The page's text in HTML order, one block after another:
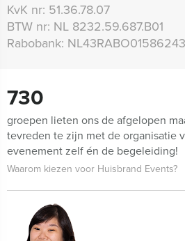
KvK nr: 51.36.78.07
BTW nr: NL 8232.59.687.B01
Rabobank:
730
groepen lieten ons de afgelopen
tevreden te zijn met de organisatie
evenement zelf én de begeleiding!
Waarom kiezen voor Huisbrand Events?